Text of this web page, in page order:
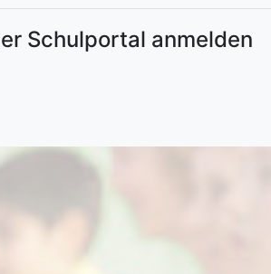
Schulportal anmelden